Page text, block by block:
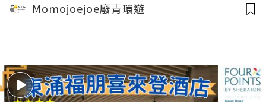
睇！Momojoejoe廢青環遊